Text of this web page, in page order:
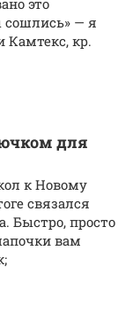
сошлись» — я
Камтекс, кр.
для
к Новому
связался
Быстро, просто
вам